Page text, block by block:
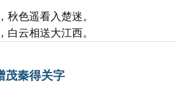
秋色遥看入楚迷。
白云相送大江西。
茂秦得关字